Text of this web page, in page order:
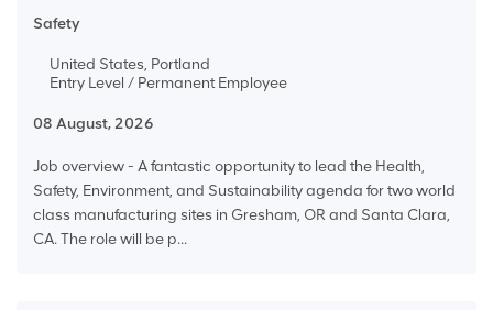
Safety
United States, Portland
Entry Level / Permanent Employee
08 August, 2026
Job overview - A fantastic opportunity to lead the Health,
Safety, Environment, and Sustainability agenda for two world
class manufacturing sites in Gresham, OR and Santa Clara,
CA. The role will be p...